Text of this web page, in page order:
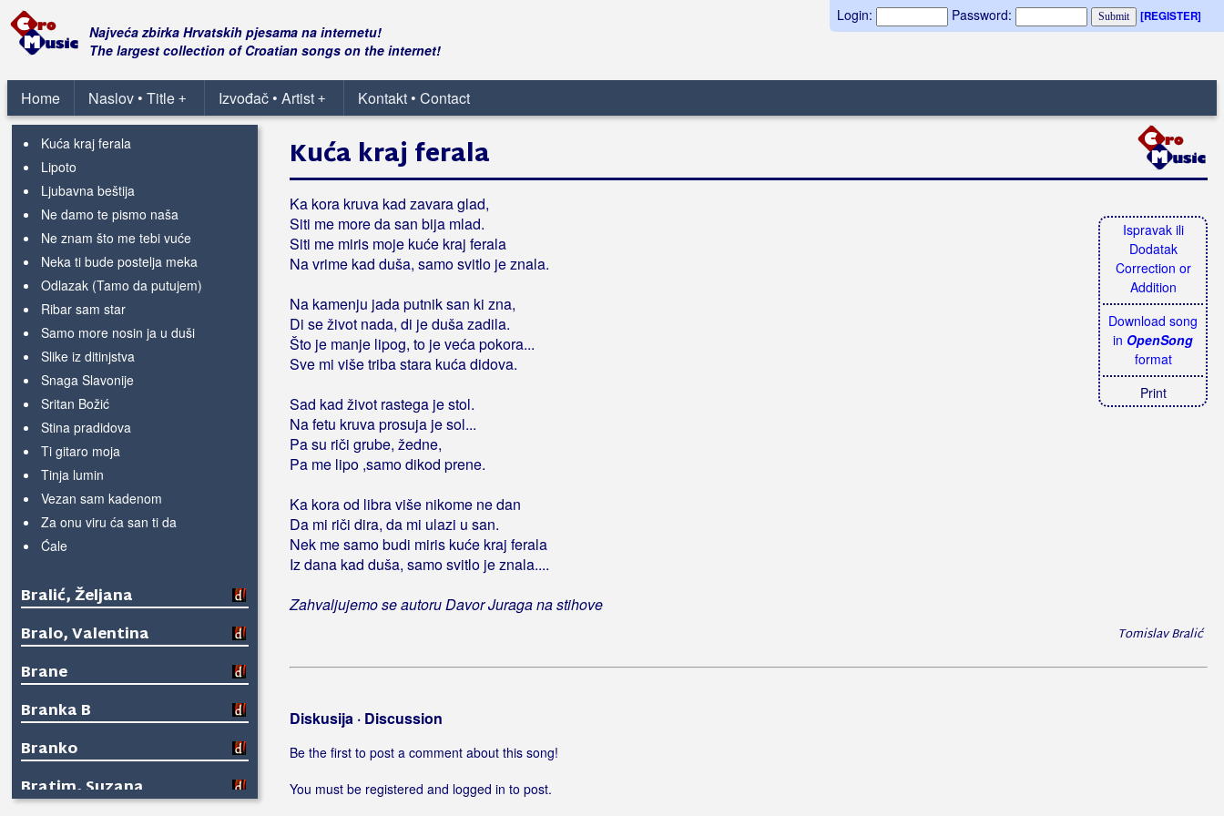
Login: Password: [REGISTER]
Najveća zbirka Hrvatskih pjesama na internetu!
The largest collection of Croatian songs on the internet!
Home +
Naslov • Title +
Izvođač • Artist Kontakt • Contact
Grad u moru
Hrvatska
Karta ljubavi
Kolajna od zlata
Kuća kraj ferala
Lipoto
Ljubavna beštija
Ne damo te pismo naša
Ne znam što me tebi vuće
Neka ti bude postelja meka
Odlazak (Tamo da putujem)
Ribar sam star
Samo more nosin ja u duši
Slike iz ditinjstva
Snaga Slavonije
Sritan Božić
Stina pradidova
Ti gitaro moja
Tinja lumin
Vezan sam kadenom
Za onu viru ća san ti da
Ćale
Bralić, Željana
Bralo, Valentina
Brane
Branka B
Branko
Bratim, Suzana
Ispravak ili
Dodatak
Correction or
Addition
Download song
in OpenSong
format
Print
Kuća kraj ferala
Ka kora kruva kad zavara glad,
Siti me more da san bija mlad.
Siti me miris moje kuće kraj ferala
Na vrime kad duša, samo svitlo je znala.
Na kamenju jada putnik san ki zna,
Di se život nada, di je duša zadila.
Što je manje lipog, to je veća pokora...
Sve mi više triba stara kuća didova.
Sad kad život rastega je stol.
Na fetu kruva prosuja je sol...
Pa su riči grube, žedne,
Pa me lipo ,samo dikod prene.
Ka kora od libra više nikome ne dan
Da mi riči dira, da mi ulazi u san.
Nek me samo budi miris kuće kraj ferala
Iz dana kad duša, samo svitlo je znala....
Zahvaljujemo se autoru Davor Juraga na stihove
Tomislav Bralić
Diskusija · Discussion
Be the first to post a comment about this song!
You must be registered and logged in to post.